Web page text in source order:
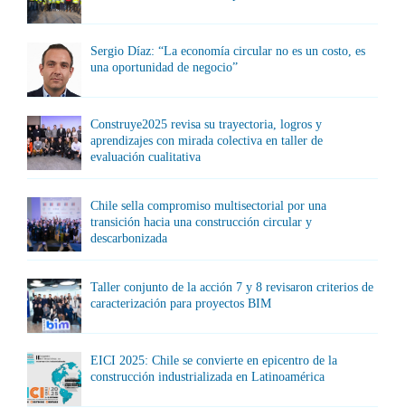
Sergio Díaz: “La economía circular no es un costo, es
una oportunidad de negocio”
Construye2025 revisa su trayectoria, logros y
aprendizajes con mirada colectiva en taller de
evaluación cualitativa
Chile sella compromiso multisectorial por una
transición hacia una construcción circular y
descarbonizada
Taller conjunto de la acción 7 y 8 revisaron criterios de
caracterización para proyectos BIM
EICI 2025: Chile se convierte en epicentro de la
construcción industrializada en Latinoamérica